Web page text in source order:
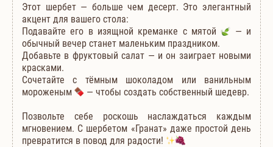
Этот шербет — больше чем десерт. Это элегантный
акцент для вашего стола:
Подавайте его в изящной креманке с мятой
— и
обычный вечер станет маленьким праздником.
Добавьте в фруктовый салат — и он заиграет новыми
красками.
Сочетайте с тёмным шоколадом или ванильным
мороженым
— чтобы создать собственный шедевр.
Позвольте себе роскошь наслаждаться каждым
мгновением. С шербетом «Гранат» даже простой день
превратится в повод для радости!